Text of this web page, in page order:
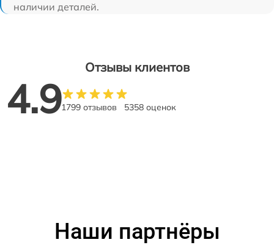
наличии деталей.
Отзывы клиентов
4.91799 отзывов 5358 оценок
Наши партнёры